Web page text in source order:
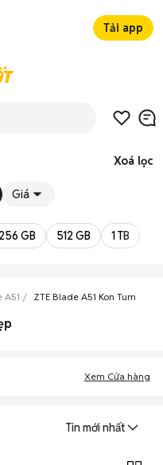
Tải app
Xoá lọc
Giá
GB 512 GB 1 TB
A51 ZTE Blade A51 Kon Tum
Xem Cửa hàng
Tin mới nhất